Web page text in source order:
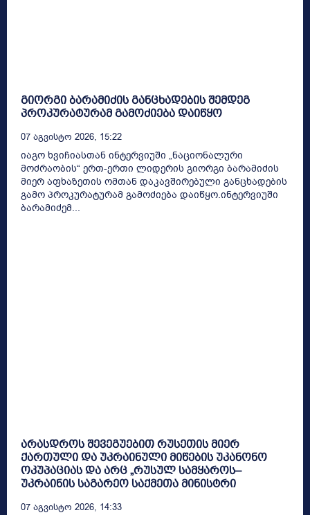
გიორგი ბარამიძის განცხადების შემდეგ
პროკურატურამ გამოძიება დაიწყო
07 Აგვისტო 2026, 15:22
იაგო ხვიჩიასთან ინტერვიუში „ნაციონალური
მოძრაობის“ ერთ-ერთი ლიდერის გიორგი ბარამიძის
მიერ აფხაზეთის ომთან დაკავშირებული განცხადების
გამო პროკურატურამ გამოძიება დაიწყო.ინტერვიუში
ბარამიძემ...
არასდროს შევეგუებით რუსეთის მიერ
ქართული და უკრაინული მიწების უკანონო
ოკუპაციას და არც „რუსულ სამყაროს–
უკრაინის საგარეო საქმეთა მინისტრი
07 Აგვისტო 2026, 14:33